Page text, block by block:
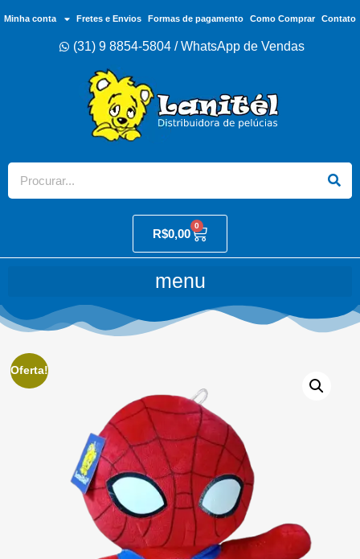
Minha conta Fretes e Envios Formas de pagamento Como Comprar Contato
(31) 9 8854-5804 / WhatsApp de Vendas
R$0,00
0
Oferta!